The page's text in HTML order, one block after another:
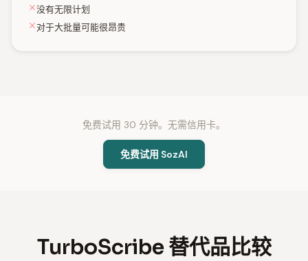
没有无限计划
对于大批量可能很昂贵
免费试用 30 分钟。无需信用卡。
免费试用 SozAI
TurboScribe 替代品比较